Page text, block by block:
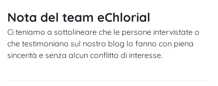
Nota del team eChlorial
Ci teniamo a sottolineare che le persone intervistate o
che testimoniano sul nostro blog lo fanno con piena
sincerità e senza alcun conflitto di interesse.